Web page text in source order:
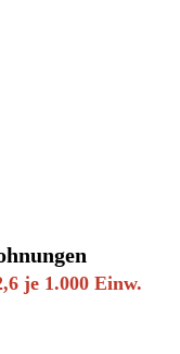
je 1.000 Einw.